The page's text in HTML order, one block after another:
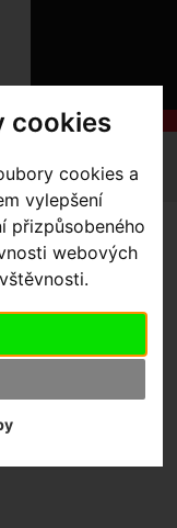
cookies
cookies a
vylepšení
přizpůsobeného
webových
O
O
NÁKUPU
SLUŽBY
pack 1l